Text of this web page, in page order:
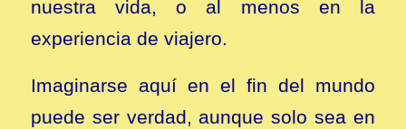
nuestra vida, o al menos en la
experiencia de viajero.
Imaginarse aquí en el fin del mundo
puede ser verdad, aunque solo sea en